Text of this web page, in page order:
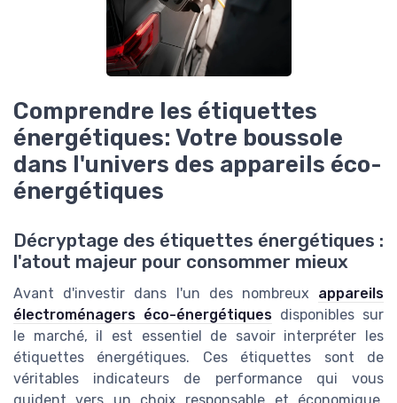
Comprendre les étiquettes
énergétiques: Votre boussole
dans l'univers des appareils éco-
énergétiques
Décryptage des étiquettes énergétiques :
l'atout majeur pour consommer mieux
Avant d'investir dans l'un des nombreux appareils
électroménagers éco-énergétiques disponibles sur
le marché, il est essentiel de savoir interpréter les
étiquettes énergétiques. Ces étiquettes sont de
véritables indicateurs de performance qui vous